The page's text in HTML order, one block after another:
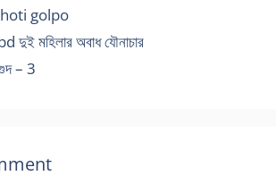
golpo
মহিলার অবাধ যৌনাচার
– 3